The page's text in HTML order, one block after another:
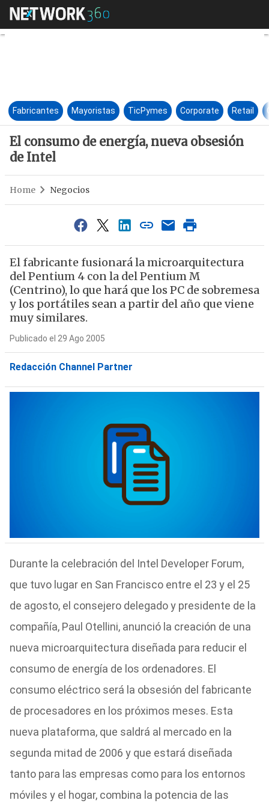
El consumo de energía,
Fabricantes Mayoristas TicPymes Corporate Retail
El consumo de energía, nueva obsesión
de Intel
Home Negocios
El fabricante fusionará la microarquitectura
del Pentium 4 con la del Pentium M
(Centrino), lo que hará que los PC de sobremesa
y los portátiles sean a partir del año que viene
muy similares.
Publicado el 29 Ago 2005
Redacción Channel Partner
Durante la celebración del Intel Developer Forum,
que tuvo lugar en San Francisco entre el 23 y el 25
de agosto, el consejero delegado y presidente de la
compañía, Paul Otellini, anunció la creación de una
nueva microarquitectura diseñada para reducir el
consumo de energía de los ordenadores. El
consumo eléctrico será la obsesión del fabricante
de procesadores en los próximos meses. Esta
nueva plataforma, que saldrá al mercado en la
segunda mitad de 2006 y que estará diseñada
tanto para las empresas como para los entornos
móviles y el hogar, combina la potencia de las